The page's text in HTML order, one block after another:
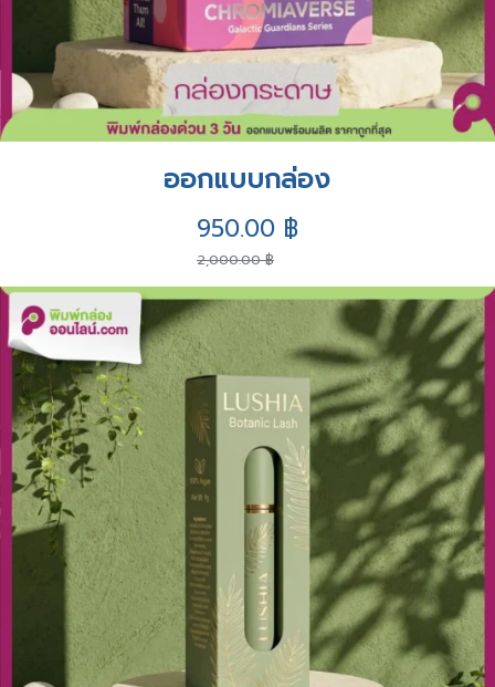
ออกแบบกล่อง
2,000.00฿
Original
price
was:
2,000.00 ฿.
950.00 ฿Current
is:
950.00 ฿.